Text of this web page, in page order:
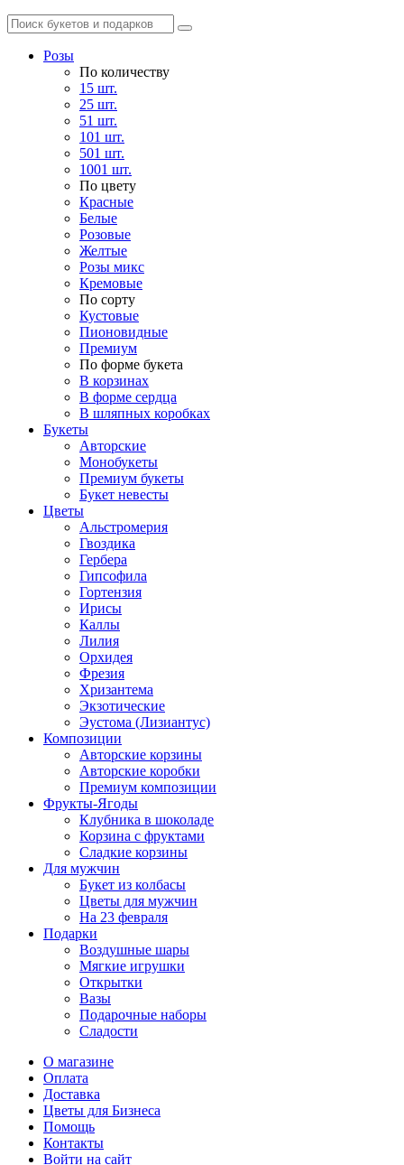
Розы
По количеству
15 шт.
25 шт.
51 шт.
101 шт.
501 шт.
1001 шт.
По цвету
Красные
Белые
Розовые
Желтые
Розы микс
Кремовые
По сорту
Кустовые
Пионовидные
Премиум
По форме букета
В корзинах
В форме сердца
В шляпных коробках
Букеты
Авторские
Монобукеты
Премиум букеты
Букет невесты
Цветы
Альстромерия
Гвоздика
Гербера
Гипсофила
Гортензия
Ирисы
Каллы
Лилия
Орхидея
Фрезия
Хризантема
Экзотические
Эустома (Лизиантус)
Композиции
Авторские корзины
Авторские коробки
Премиум композиции
Фрукты-Ягоды
Клубника в шоколаде
Корзина с фруктами
Сладкие корзины
Для мужчин
Букет из колбасы
Цветы для мужчин
На 23 февраля
Подарки
Воздушные шары
Мягкие игрушки
Открытки
Вазы
Подарочные наборы
Сладости
О магазине
Оплата
Доставка
Цветы для Бизнеса
Помощь
Контакты
Войти на сайт